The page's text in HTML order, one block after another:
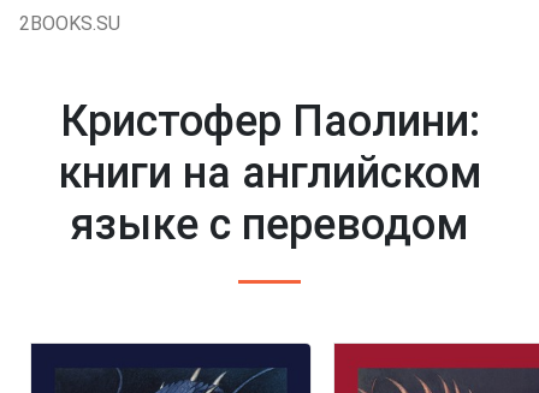
2BOOKS.SU
Кристофер Паолини:
книги на английском
языке с переводом